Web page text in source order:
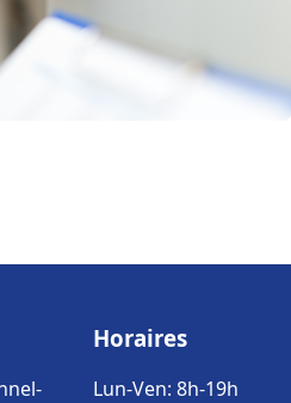
Horaires
Lun-Ven: 8h-19h